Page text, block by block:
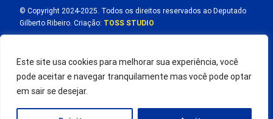
Este site usa cookies para melhorar sua experiência, você
pode aceitar e navegar tranquilamente mas você pode optar
em sair se desejar.
© Copyright 2024-2025. Todos os direitos reservados ao Deputado
Gilberto Ribeiro. Criação: TOSS STUDIO